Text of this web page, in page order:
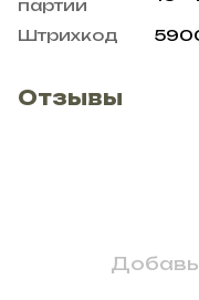
партии
Штрихкод
Отзывы